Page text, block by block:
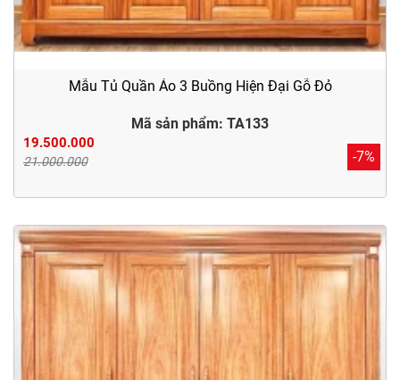
Mẫu Tủ Quần Áo 3 Buồng Hiện Đại Gỗ Đỏ
Mã sản phẩm: TA133
19.500.000
21.000.000 -7%